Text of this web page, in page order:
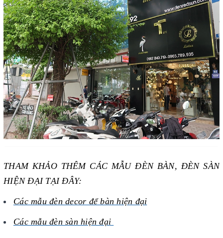
THAM KHẢO THÊM CÁC MẪU ĐÈN BÀN, ĐÈN SÀN
HIỆN ĐẠI TẠI ĐÂY:
Các mẫu đèn decor để bàn hiện đại
Các mẫu đèn sàn hiện đại